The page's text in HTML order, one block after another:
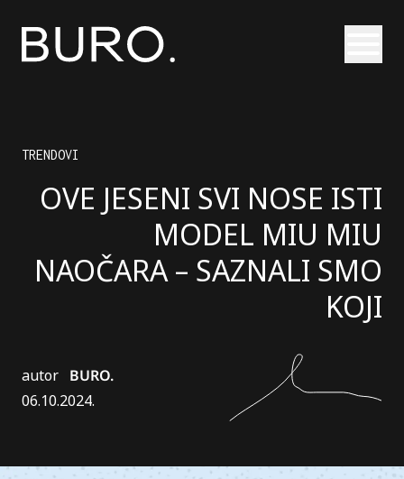
TRENDOVI
OVE JESENI SVI NOSE ISTI
MODEL MIU MIU
NAOČARA – SAZNALI SMO
KOJI
autor BURO.
06.10.2024.